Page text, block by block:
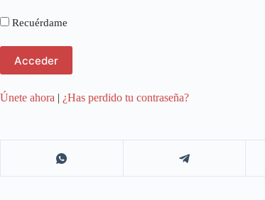
Recuérdame
Únete ahora | ¿Has perdido tu contraseña?